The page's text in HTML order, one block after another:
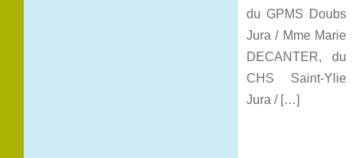
du GPMS Doubs
Jura / Mme Marie
DECANTER, du
CHS Saint-Ylie
Jura / […]